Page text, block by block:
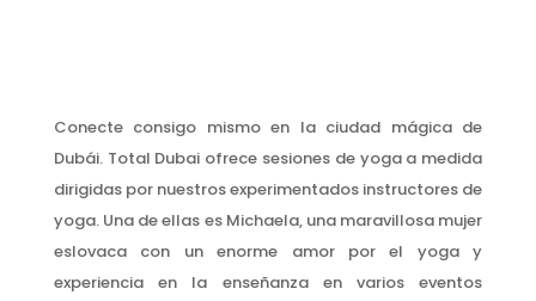
Conecte consigo mismo en la ciudad mágica de
Dubái. Total Dubai ofrece sesiones de yoga a medida
dirigidas por nuestros experimentados instructores de
yoga. Una de ellas es Michaela, una maravillosa mujer
eslovaca con un enorme amor por el yoga y
experiencia en la enseñanza en varios eventos